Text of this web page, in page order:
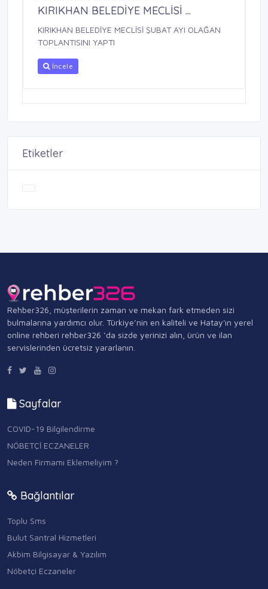
KIRIKHAN BELEDİYE MECLİSİ ...
KIRIKHAN BELEDİYE MECLİSİ ŞUBAT AYI OLAĞAN
TOPLANTISINI YAPTI
İncele
Etiketler
Rehber326, müşterilerin zaman ve mekan fark etmeden sizi
bulmalarına yardımcı olur. Türkiye’nin en kaliteli ve Hatay'ın yerel
online rehberi rehber326 ‘da sizde yerinizi alın, ürün ve ilan
servislerinden ücretsiz yararlanın.
Sayfalar
COVID-19 Bilgilendirme
NÖBETÇİ ECZANELER
Neden Firmamı Eklemeliyim ?
Bağlantılar
Toplu Sms
Bulut Santral Hizmetleri
Akbim Bilgisayar & Yazılım
Nöbetçi Eczaneler